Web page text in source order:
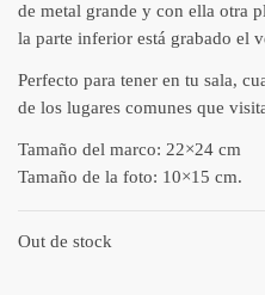
de metal grande y con ella otra
la parte inferior está grabado el
Perfecto para tener en tu sala,
de los lugares comunes que
Tamaño del marco: 22×24 cm
Tamaño de la foto: 10×15 cm.
Out de stock